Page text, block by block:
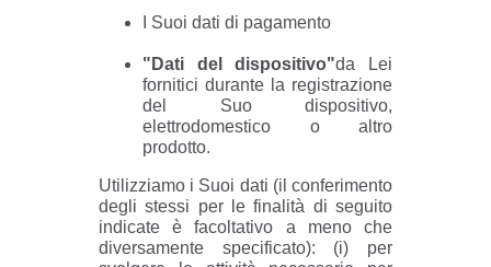
I Suoi dati di pagamento
"Dati del dispositivo"da Lei
fornitici durante la registrazione
del Suo dispositivo,
elettrodomestico o altro
prodotto.
Utilizziamo i Suoi dati (il conferimento
degli stessi per le finalità di seguito
indicate è facoltativo a meno che
diversamente specificato): (i) per